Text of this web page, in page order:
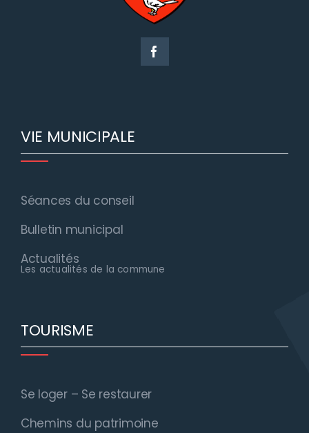
VIE MUNICIPALE
Séances du conseil
Bulletin municipal
Actualités
Les actualités de la commune
TOURISME
Se loger – Se restaurer
Chemins du patrimoine